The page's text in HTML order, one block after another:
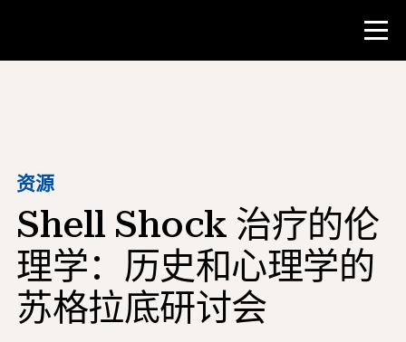
教师资源
课堂工具
培训班
研究所
教学研究技能
资源
Shell Shock 治疗的伦
理学：历史和心理学的
苏格拉底研讨会